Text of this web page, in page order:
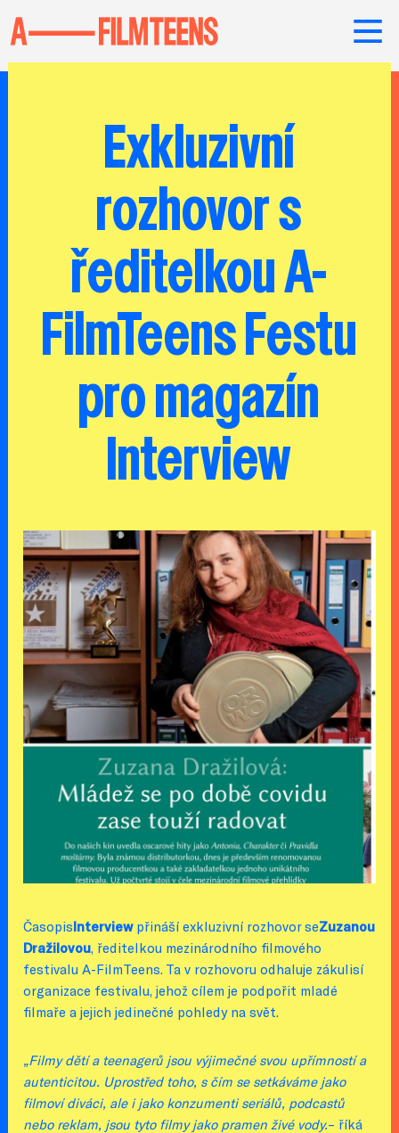
Exkluzivní
rozhovor s
ředitelkou A-
FilmTeens Festu
pro magazín
Interview
ČasopisInterviewpřináší exkluzivní rozhovor seZuzanou
Dražilovou, ředitelkou mezinárodního filmového
festivalu A-FilmTeens. Ta v rozhovoru odhaluje zákulisí
organizace festivalu, jehož cílem je podpořit mladé
filmaře a jejich jedinečné pohledy na svět.
„Filmy dětí a teenagerů jsou výjimečné svou upřímností a
autenticitou. Uprostřed toho, s čím se setkáváme jako
filmoví diváci, ale i jako konzumenti seriálů, podcastů
nebo reklam, jsou tyto filmy jako pramen živé vody.– říká